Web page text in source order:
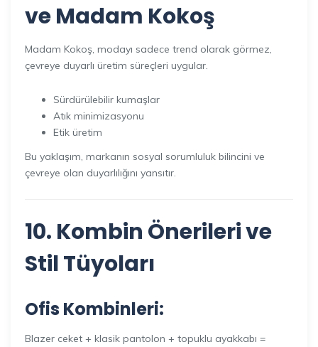
ve Madam Kokoş
Madam Kokoş, modayı sadece trend olarak görmez,
çevreye duyarlı üretim süreçleri uygular.
Sürdürülebilir kumaşlar
Atık minimizasyonu
Etik üretim
Bu yaklaşım, markanın sosyal sorumluluk bilincini ve
çevreye olan duyarlılığını yansıtır.
10. Kombin Önerileri ve
Stil Tüyoları
Ofis Kombinleri:
Blazer ceket + klasik pantolon + topuklu ayakkabı =